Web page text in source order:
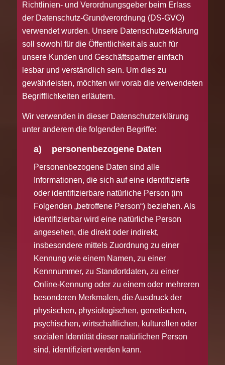
Richtlinien- und Verordnungsgeber beim Erlass
der Datenschutz-Grundverordnung (DS-GVO)
verwendet wurden. Unsere Datenschutzerklärung
soll sowohl für die Öffentlichkeit als auch für
unsere Kunden und Geschäftspartner einfach
lesbar und verständlich sein. Um dies zu
gewährleisten, möchten wir vorab die verwendeten
Begrifflichkeiten erläutern.
Wir verwenden in dieser Datenschutzerklärung
unter anderem die folgenden Begriffe:
a) personenbezogene Daten
Personenbezogene Daten sind alle
Informationen, die sich auf eine identifizierte
oder identifizierbare natürliche Person (im
Folgenden „betroffene Person“) beziehen. Als
identifizierbar wird eine natürliche Person
angesehen, die direkt oder indirekt,
insbesondere mittels Zuordnung zu einer
Kennung wie einem Namen, zu einer
Kennnummer, zu Standortdaten, zu einer
Online-Kennung oder zu einem oder mehreren
besonderen Merkmalen, die Ausdruck der
physischen, physiologischen, genetischen,
psychischen, wirtschaftlichen, kulturellen oder
sozialen Identität dieser natürlichen Person
sind, identifiziert werden kann.